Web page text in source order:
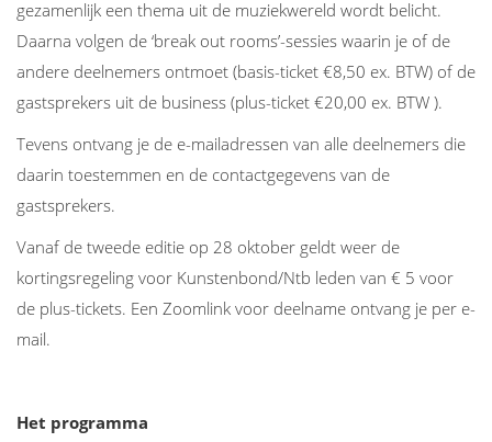
gezamenlijk een thema uit de muziekwereld wordt belicht.
Daarna volgen de ‘break out rooms’-sessies waarin je of de
andere deelnemers ontmoet (basis-ticket €8,50 ex. BTW) of de
gastsprekers uit de business (plus-ticket €20,00 ex. BTW ).
Tevens ontvang je de e-mailadressen van alle deelnemers die
daarin toestemmen en de contactgegevens van de
gastsprekers.
Vanaf de tweede editie op 28 oktober geldt weer de
kortingsregeling voor Kunstenbond/Ntb leden van € 5 voor
de plus-tickets. Een Zoomlink voor deelname ontvang je per e-
mail.
Het programma